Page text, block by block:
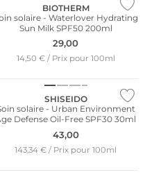
BIOTHERM
solaire - Waterlover Hydrating
Sun Milk SPF50 200ml
29,00
14,50 € / Prix pour 100ml
SHISEIDO
solaire - Urban Environment
Defense Oil-Free SPF30 30ml
43,00
143,34 € / Prix pour 100ml